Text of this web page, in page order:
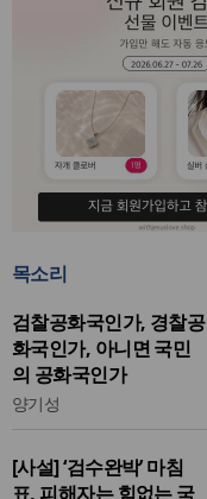
목소리
검찰공화국인가, 경찰공
화국인가, 아니면 국민
의 공화국인가
양기성
[사설] ‘검수완박’ 마침
표, 피해자는 힘없는 국